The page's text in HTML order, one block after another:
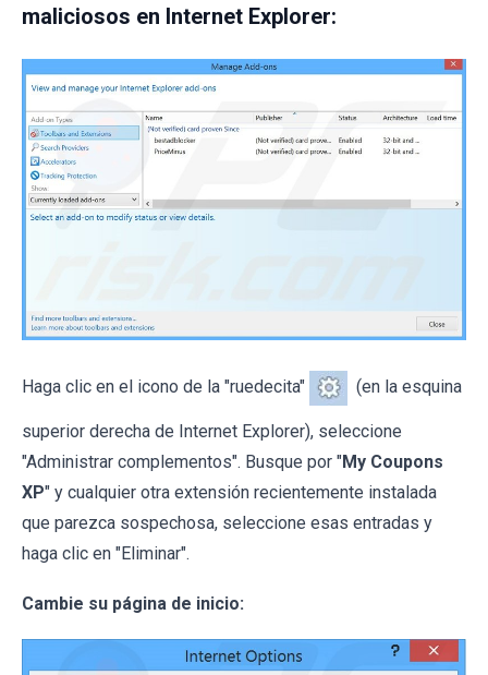
maliciosos en Internet Explorer:
Haga clic en el icono de la "ruedecita" (en la esquina
superior derecha de Internet Explorer), seleccione
"Administrar complementos". Busque por "My Coupons
XP" y cualquier otra extensión recientemente instalada
que parezca sospechosa, seleccione esas entradas y
haga clic en "Eliminar".
Cambie su página de inicio: